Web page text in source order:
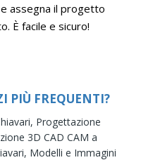
assegna il progetto
È facile e sicuro!
PIÙ FREQUENTI?
Progettazione
3D CAD CAM a
Modelli e Immagini